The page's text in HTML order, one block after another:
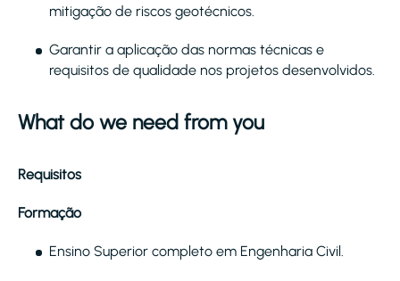
mitigação de riscos geotécnicos.
Garantir a aplicação das normas técnicas e
requisitos de qualidade nos projetos desenvolvidos.
What do we need from you
Requisitos
Formação
Ensino Superior completo em Engenharia Civil.